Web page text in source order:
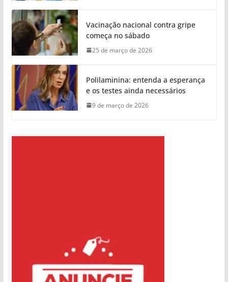
Vacinação nacional contra gripe
começa no sábado
25 de março de 2026
Polilaminina: entenda a esperança
e os testes ainda necessários
9 de março de 2026